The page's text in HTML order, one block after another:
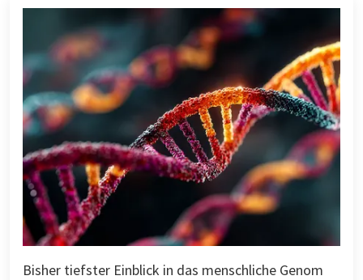
Bisher tiefster Einblick in das menschliche Genom